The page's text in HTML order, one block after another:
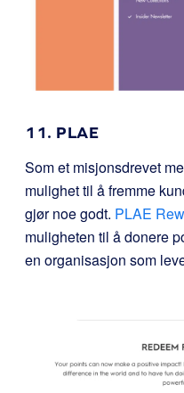
11. PLAE
Som et misjonsdrevet
mulighet til å fremme
gjør noe godt. PLAE
muligheten til å donere
en organisasjon som